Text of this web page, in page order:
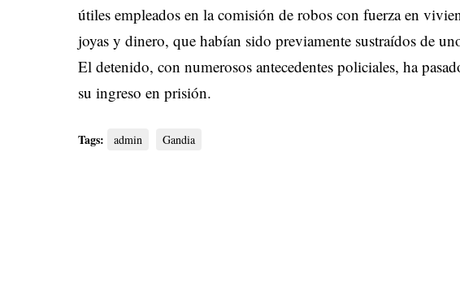
útiles empleados en la comisión de robos con fuerza en
joyas y dinero, que habían sido previamente sustraídos de
El detenido, con numerosos antecedentes policiales, ha
su ingreso en prisión.
Tags: admin Gandia